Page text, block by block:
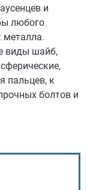
и
любого
виды шайб,
пальцев, к
болтов и